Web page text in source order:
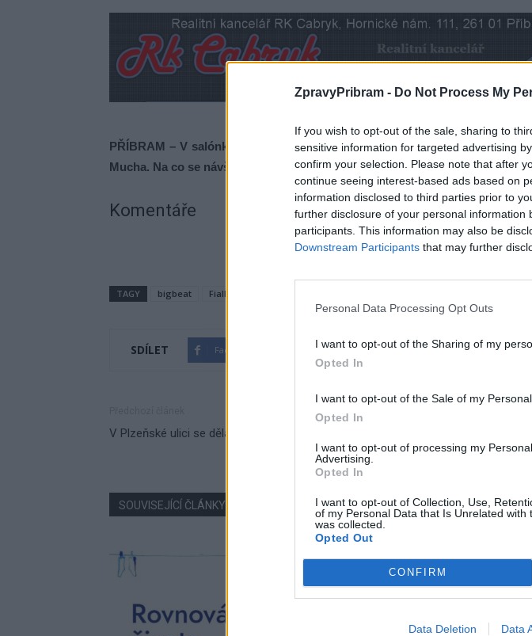
ZpravyPribram - Do Not Process My
If you wish to opt-out of the sale, sharing to
sensitive information for targeted advertising
confirm your selection. Please note that after
continue seeing interest-based ads based on
information disclosed to third parties prior to
further disclosure of your personal information
participants. This information may also be
Downstream Participants that may further
Personal Data Processing Opt Outs
I want to opt-out of the Sharing of my
Opted In
I want to opt-out of the Sale of my Personal
Opted In
I want to opt-out of processing my
Advertising.
Opted In
I want to opt-out of Collection, Use,
of my Personal Data that Is Unrelated with
was collected.
Opted Out
CONFIRM
Data Deletion Data
PŘÍBRAM – V salónku bowlingu Fialka zahrají v pátek večer kapely
Mucha. Na co se návštěvníci koncertu mohou těšit, to nám prozradil
Komentáře
TAGY bigbeat Fialka
SDÍLET Facebook Twitter
V Plzeňské ulici se dělá i o víkendu
SOUVISEJÍCÍ ČLÁNKY VÍCE OD AUTORA